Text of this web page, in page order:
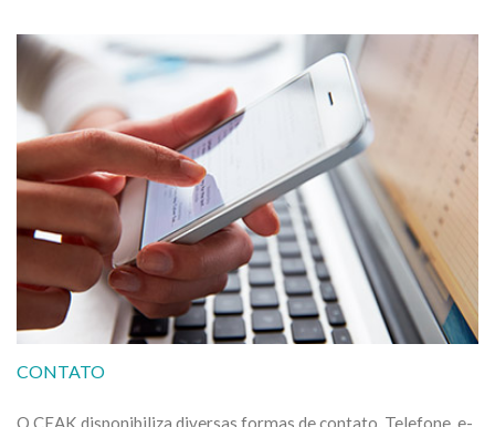
CONTATO
O CEAK disponibiliza diversas formas de contato. Telefone, e-